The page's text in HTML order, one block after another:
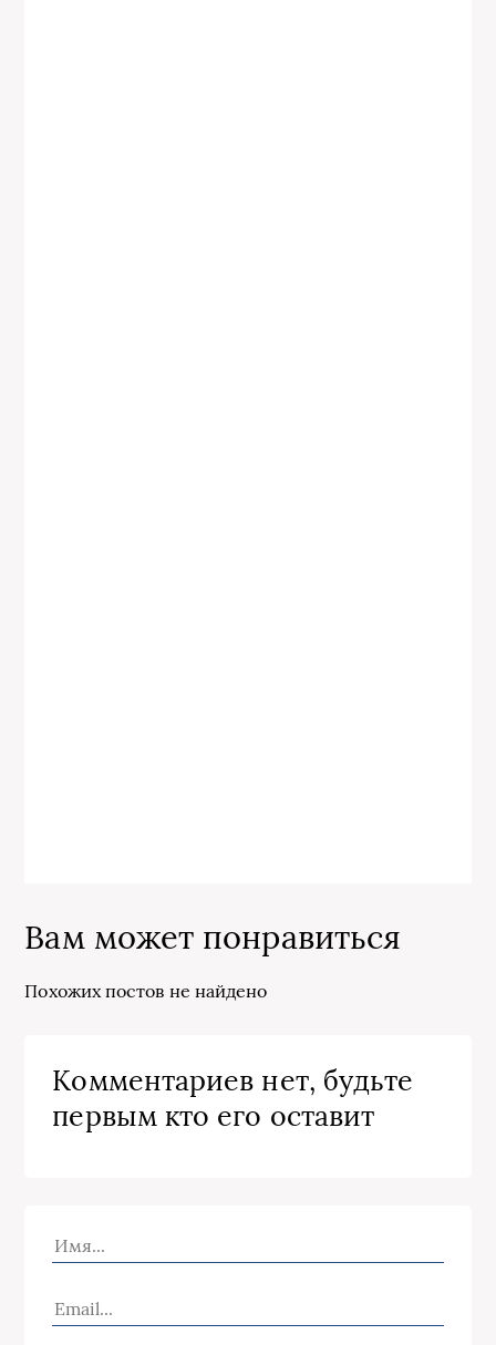
Вам может понравиться
Похожих постов не найдено
Комментариев нет, будьте
первым кто его оставит